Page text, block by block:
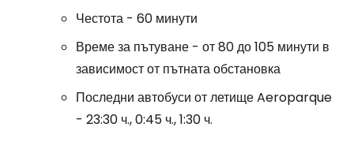
Честота - 60 минути
Време за пътуване - от 80 до 105 минути в
зависимост от пътната обстановка
Последни автобуси от летище Aeroparque
- 23:30 ч., 0:45 ч., 1:30 ч.